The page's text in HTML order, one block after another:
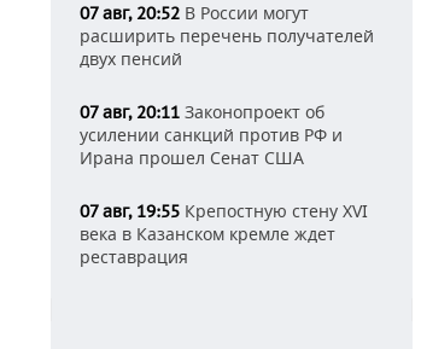
07 авг, 20:52 В России могут
расширить перечень получателей
двух пенсий
07 авг, 20:11 Законопроект об
усилении санкций против РФ и
Ирана прошел Сенат США
07 авг, 19:55 Крепостную стену XVI
века в Казанском кремле ждет
реставрация